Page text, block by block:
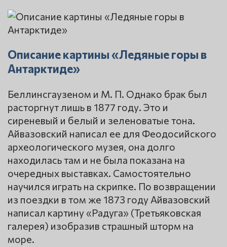
Описание картины «Ледяные горы в
Антарктиде»
Беллинсгаузеном и М. П. Однако брак был
расторгнут лишь в 1877 году. Это и
сиреневый и белый и зеленоватые тона.
Айвазовский написал ее для Феодосийского
археологического музея, она долго
находилась там и не была показана на
очередных выставках. Самостоятельно
научился играть на скрипке. По возвращении
из поездки в том же 1873 году Айвазовский
написал картину «Радуга» (Третьяковская
галерея) изобразив страшный шторм на
море.